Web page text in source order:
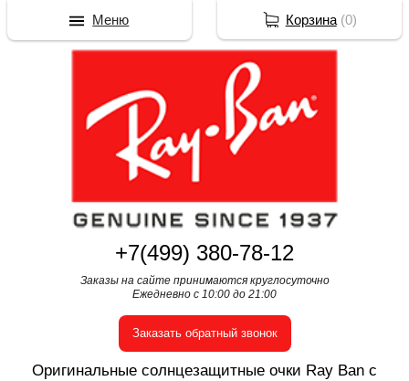
+7(499) 380-78-12
Заказы на сайте принимаются круглосуточно
Ежедневно с 10:00 до 21:00
Заказать обратный звонок
Оригинальные солнцезащитные очки Ray Ban с
Корзина(0)
Меню